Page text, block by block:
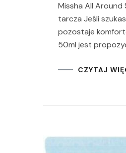
Missha All Around
tarcza Jeśli
pozostaje
50ml jest
CZYTAJ